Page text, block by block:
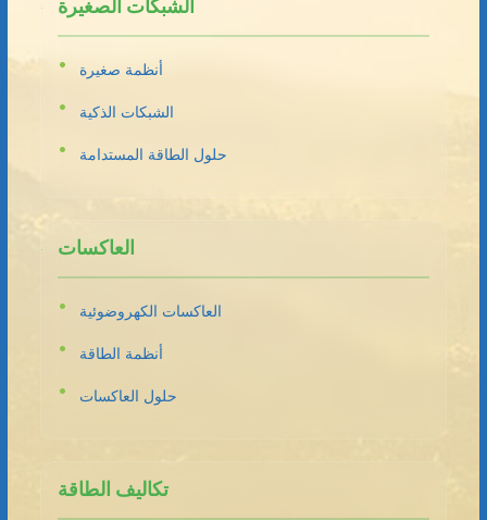
الشبكات الصغيرة
أنظمة صغيرة
الشبكات الذكية
حلول الطاقة المستدامة
العاكسات
العاكسات الكهروضوئية
أنظمة الطاقة
حلول العاكسات
تكاليف الطاقة